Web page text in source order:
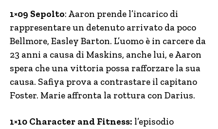
1×09 Sepolto: Aaron prende l’incarico di
rappresentare un detenuto arrivato da poco
Bellmore, Easley Barton. L’uomo è in carcere da
23 anni a causa di Maskins, anche lui, e Aaron
spera che una vittoria possa rafforzare la sua
causa. Safiya prova a contrastare il capitano
Foster. Marie affronta la rottura con Darius.
1×10 Character and Fitness: l’episodio